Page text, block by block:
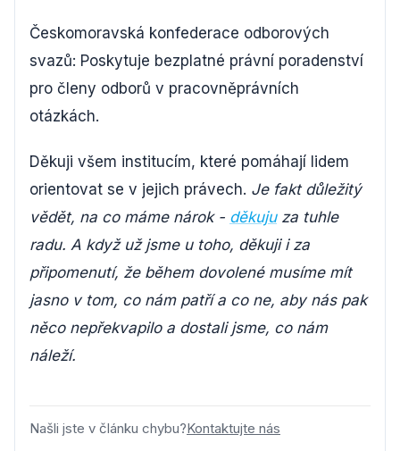
Českomoravská konfederace odborových
svazů: Poskytuje bezplatné právní poradenství
pro členy odborů v pracovněprávních
otázkách.
Děkuji všem institucím, které pomáhají lidem
orientovat se v jejich právech. Je fakt důležitý
vědět, na co máme nárok - děkujuza tuhle
radu. A když už jsme u toho, děkuji i za
připomenutí, že během dovolené musíme mít
jasno v tom, co nám patří a co ne, aby nás pak
něco nepřekvapilo a dostali jsme, co nám
náleží.
Našli jste v článku chybu?Kontaktujte nás